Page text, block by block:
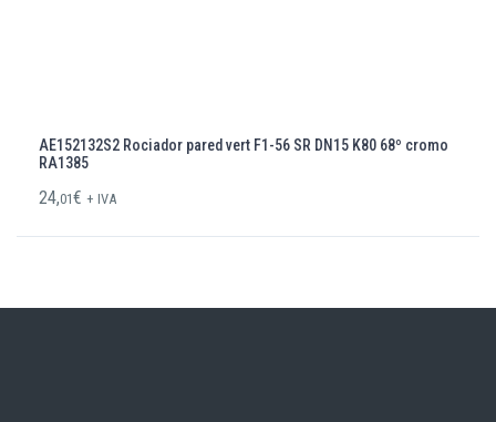
AE152132S2 Rociador pared vert F1-56 SR DN15 K80 68º cromo
RA1385
24,01€ + IVA